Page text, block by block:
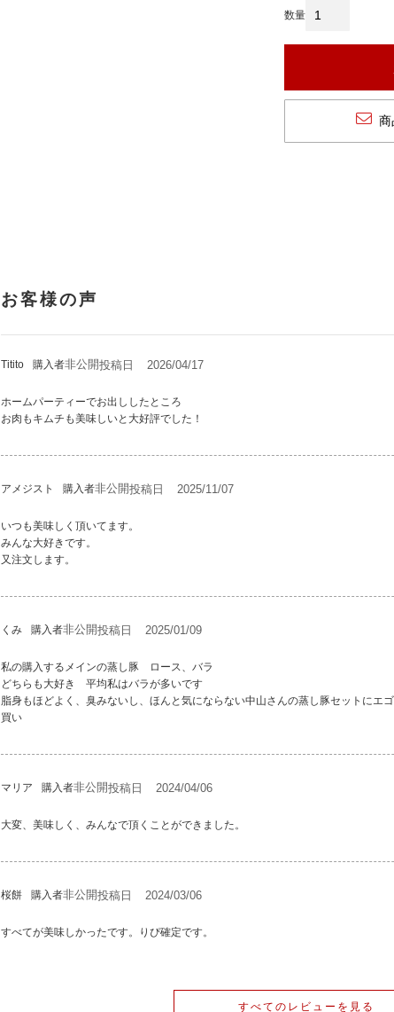
商
Titito 購入者非公開投稿日 2026/04/17
ホームパーティーでお出ししたところ
お肉もキムチも美味しいと大好評でした！
アメジスト 購入者非公開投稿日 2025/11/07
いつも美味しく頂いてます。
みんな大好きです。
又注文します。
くみ 購入者非公開投稿日 2025/01/09
私の購入するメインの蒸し豚　ロース、バラ
どちらも大好き　平均私はバラが多いです
脂身もほどよく、臭みないし、ほんと気にならない中山さんの蒸し豚セットにエ
買い
マリア 購入者非公開投稿日 2024/04/06
大変、美味しく、みんなで頂くことができました。
桜餅 購入者非公開投稿日 2024/03/06
すべてが美味しかったです。りぴ確定です。
すべてのレビューを見る